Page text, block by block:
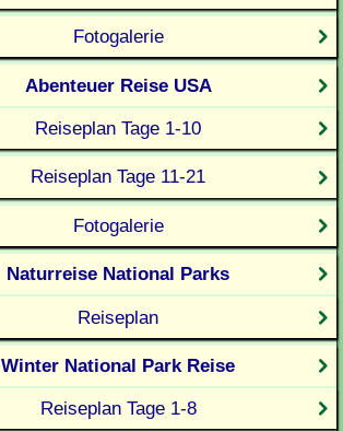
Fotogalerie
Abenteuer Reise USA
Reiseplan Tage 1-10
Reiseplan Tage 11-21
Fotogalerie
Naturreise National Parks
Reiseplan
Winter National Park Reise
Reiseplan Tage 1-8